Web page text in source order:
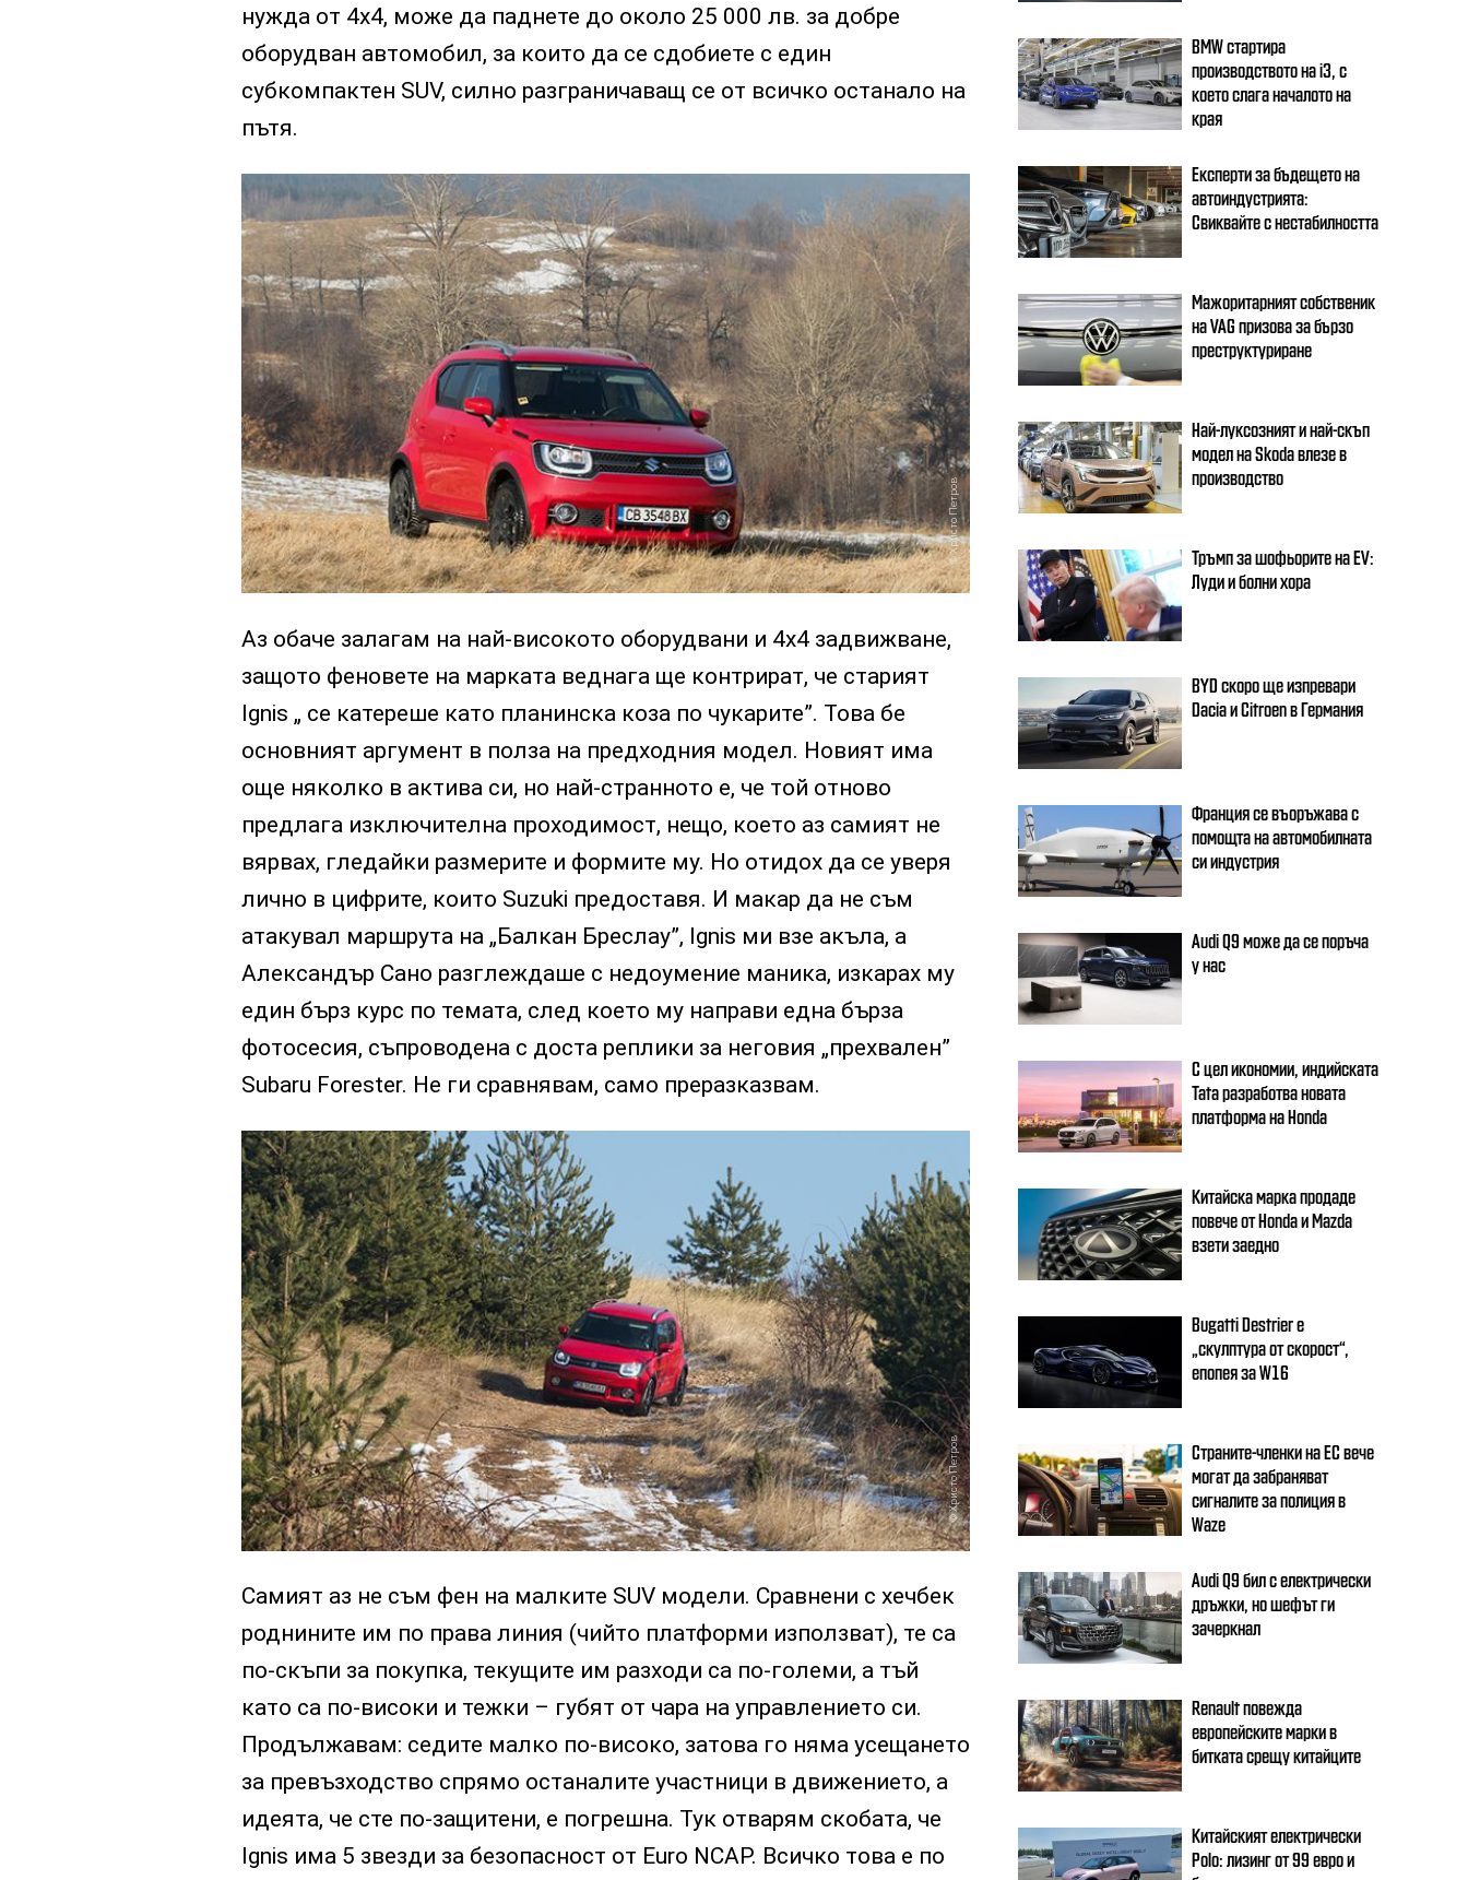
нужда от 4х4, може да паднете до около 25 000 лв. за добре
оборудван автомобил, за които да се сдобиете с един
субкомпактен SUV, силно разграничаващ се от всичко останало на
пътя.
Христо Петров
Аз обаче залагам на най-високото оборудвани и 4х4 задвижване,
защото феновете на марката веднага ще контрират, че старият
Ignis „ се катереше като планинска коза по чукарите”. Това бе
основният аргумент в полза на предходния модел. Новият има
още няколко в актива си, но най-странното е, че той отново
предлага изключителна проходимост, нещо, което аз самият не
вярвах, гледайки размерите и формите му. Но отидох да се уверя
лично в цифрите, които Suzuki предоставя. И макар да не съм
атакувал маршрута на „Балкан Бреслау”, Ignis ми взе акъла, а
Александър Сано разглеждаше с недоумение маника, изкарах му
един бърз курс по темата, след което му направи една бърза
фотосесия, съпроводена с доста реплики за неговия „прехвален”
Subaru Forester. Не ги сравнявам, само преразказвам.
Христо Петров
Самият аз не съм фен на малките SUV модели. Сравнени с хечбек
роднините им по права линия (чийто платформи използват), те са
по-скъпи за покупка, текущите им разходи са по-големи, а тъй
като са по-високи и тежки – губят от чара на управлението си.
Продължавам: седите малко по-високо, затова го няма усещането
за превъзходство спрямо останалите участници в движението, а
идеята, че сте по-защитени, е погрешна. Тук отварям скобата, че
Ignis има 5 звезди за безопасност от Euro NCAP. Всичко това е по
BMW стартира
производството на i3, с
което слага началото на
края
Експерти за бъдещето на
автоиндустрията:
Свиквайте с нестабилността
Мажоритарният собственик
на VAG призова за бързо
преструктуриране
Най-луксозният и най-скъп
модел на Skoda влезе в
производство
Тръмп за шофьорите на EV:
Луди и болни хора
BYD скоро ще изпревари
Dacia и Citroеn в Германия
Франция се въоръжава с
помощта на автомобилната
си индустрия
Audi Q9 може да се поръча
у нас
С цел икономии, индийската
Tata разработва новата
платформа на Honda
Китайска марка продаде
повече от Honda и Mazda
взети заедно
Bugatti Destrier е
„скулптура от скорост“,
епопея за W16
Страните-членки на ЕС вече
могат да забраняват
сигналите за полиция в
Waze
Audi Q9 бил с електрически
дръжки, но шефът ги
зачеркнал
Renault повежда
европейските марки в
битката срещу китайците
Китайският електрически
Polo: лизинг от 99 евро и